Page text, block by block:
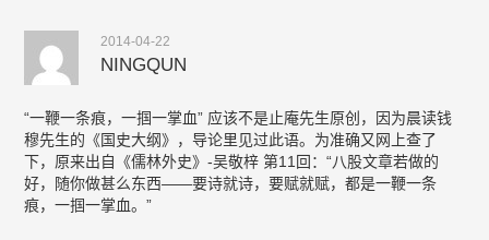
2014-04-22
NINGQUN
“一鞭一条痕，一掴一掌血” 应该不是止庵先生原创，因为晨读钱
穆先生的《国史大纲》，导论里见过此语。为准确又网上查了
下，原来出自《儒林外史》-吴敬梓 第11回：“八股文章若做的
好，随你做甚么东西——要诗就诗，要赋就赋，都是一鞭一条
痕，一掴一掌血。”